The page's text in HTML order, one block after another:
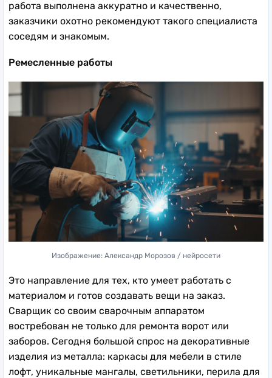
работа выполнена аккуратно и качественно,
заказчики охотно рекомендуют такого специалиста
соседям и знакомым.
Ремесленные работы
Изображение: Александр Морозов / нейросети
Это направление для тех, кто умеет работать с
материалом и готов создавать вещи на заказ.
Сварщик со своим сварочным аппаратом
востребован не только для ремонта ворот или
заборов. Сегодня большой спрос на декоративные
изделия из металла: каркасы для мебели в стиле
лофт, уникальные мангалы, светильники, перила для